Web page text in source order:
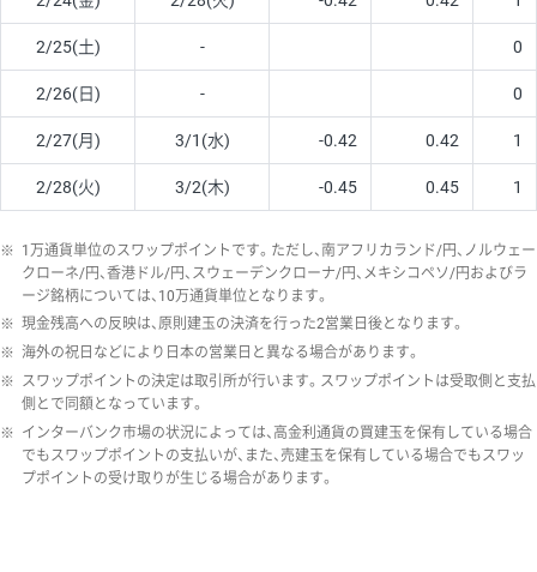
2/25(土) - 0
2/26(日) - 0
2/27(月) 3/1(水) -0.42 0.42 1
2/28(火) 3/2(木) -0.45 0.45 1
※ 1万通貨単位のスワップポイントです。ただし、南アフリカランド/円、ノルウェー
クローネ/円、香港ドル/円、スウェーデンクローナ/円、メキシコペソ/円およびラ
ージ銘柄については、10万通貨単位となります。
※ 現金残高への反映は、原則建玉の決済を行った2営業日後となります。
※ 海外の祝日などにより日本の営業日と異なる場合があります。
※ スワップポイントの決定は取引所が行います。スワップポイントは受取側と支払
側とで同額となっています。
※ インターバンク市場の状況によっては、高金利通貨の買建玉を保有している場合
でもスワップポイントの支払いが、また、売建玉を保有している場合でもスワッ
プポイントの受け取りが生じる場合があります。